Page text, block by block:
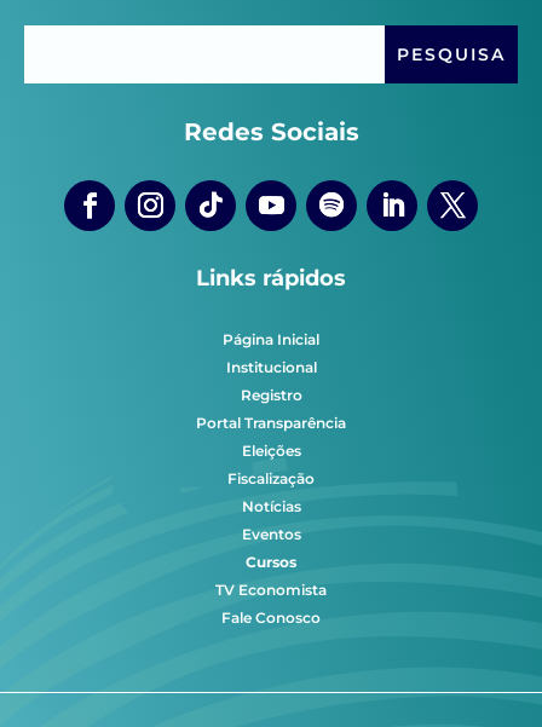
Redes Sociais
Links rápidos
Página Inicial
Institucional
Registro
Portal Transparência
Eleições
Fiscalização
Notícias
Eventos
Cursos
TV Economista
Fale Conosco